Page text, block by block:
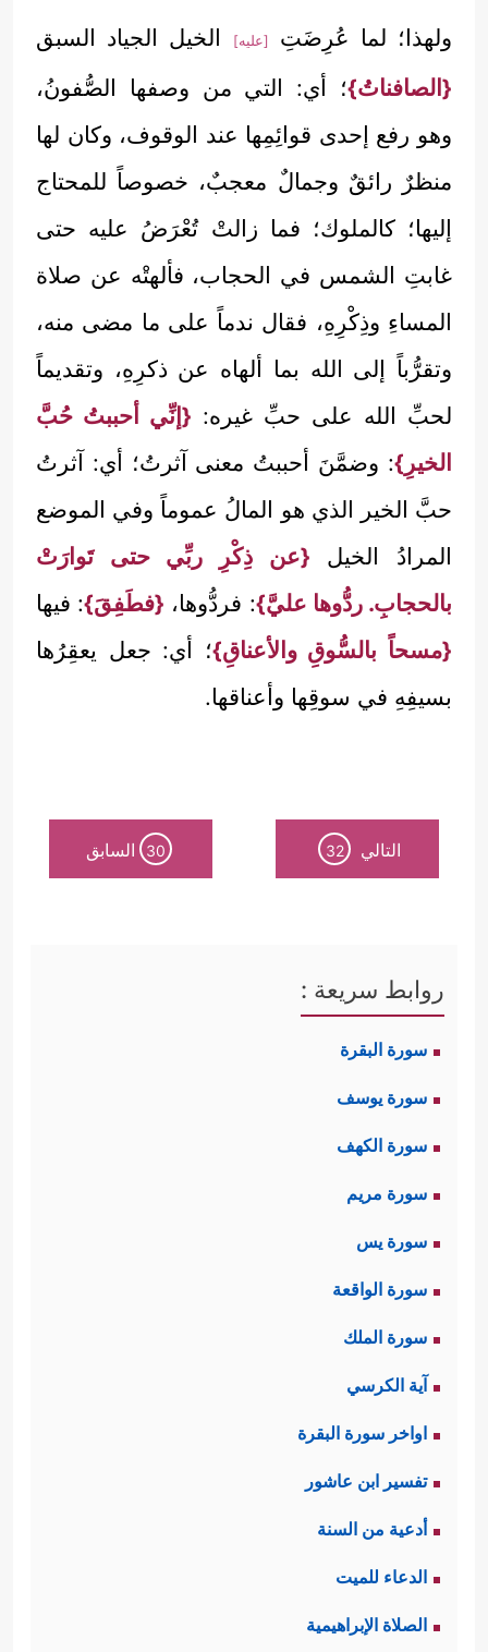
ولهذا؛ لما عُرِضَتِ [عليه]
الخيل الجياد السبق
{الصافناتُ}؛ أي: التي من وصفها الصُّفونُ،
وهو رفع إحدى قوائِمِها عند الوقوف، وكان لها
منظرٌ رائقٌ وجمالٌ معجبٌ، خصوصاً للمحتاج
إليها؛ كالملوك؛ فما زالتْ تُعْرَضُ عليه حتى
غابتِ الشمس في الحجاب، فألهتْه عن صلاة
المساءِ وذِكْرِهِ، فقال ندماً على ما مضى منه،
وتقرُّباً إلى الله بما ألهاه عن ذكرِهِ، وتقديماً
لحبِّ الله على حبِّ غيره: {إنِّي أحببتُ حُبَّ
الخيرِ}: وضمَّنَ أحببتُ معنى آثرتُ؛ أي: آثرتُ
حبَّ الخير الذي هو المالُ عموماً وفي الموضع
المرادُ الخيل {عن ذِكْرِ ربِّي حتى تَوارَتْ
بالحجابِ. ردُّوها عليَّ}: فردُّوها، {فطَفِقَ}: فيها
{مسحاً بالسُّوقِ والأعناقِ}؛ أي: جعل يعقِرُها
بسيفِهِ في سوقِها وأعناقها.
التالي 32
30 السابق
روابط سريعة :
سورة البقرة
سورة يوسف
سورة الكهف
سورة مريم
سورة يس
سورة الواقعة
سورة الملك
آية الكرسي
اواخر سورة البقرة
تفسير ابن عاشور
أدعية من السنة
الدعاء للميت
الصلاة الإبراهيمية